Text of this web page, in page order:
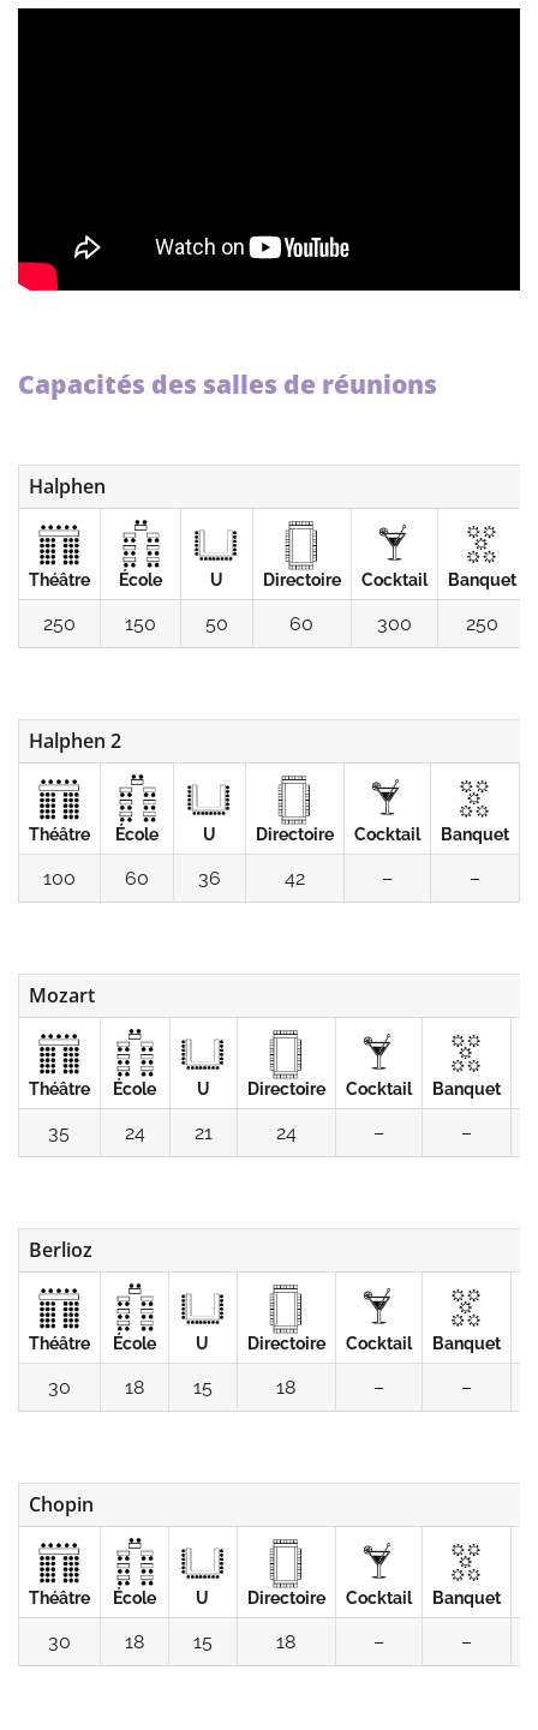
Capacités des salles de réunions
Halphen
Théâtre École U Directoire Cocktail Banquet
250 150 50 60 300 250
Halphen 2
Théâtre École U Directoire Cocktail Banquet
100 60 36 42 – –
Mozart
Théâtre École U Directoire Cocktail Banquet
35 24 21 24 – –
Berlioz
Théâtre École U Directoire Cocktail Banquet
30 18 15 18 – –
Chopin
Théâtre École U Directoire Cocktail Banquet
30 18 15 18 – –